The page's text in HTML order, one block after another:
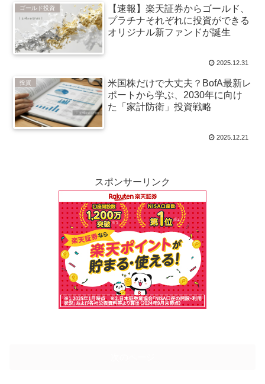
ゴールド投資
【速報】楽天証券からゴールド、
プラチナそれぞれに投資ができる
オリジナル新ファンドが誕生
2025.12.31
投資
米国株だけで大丈夫？BofA最新レ
ポートから学ぶ、2030年に向け
た「家計防衛」投資戦略
2025.12.21
スポンサーリンク